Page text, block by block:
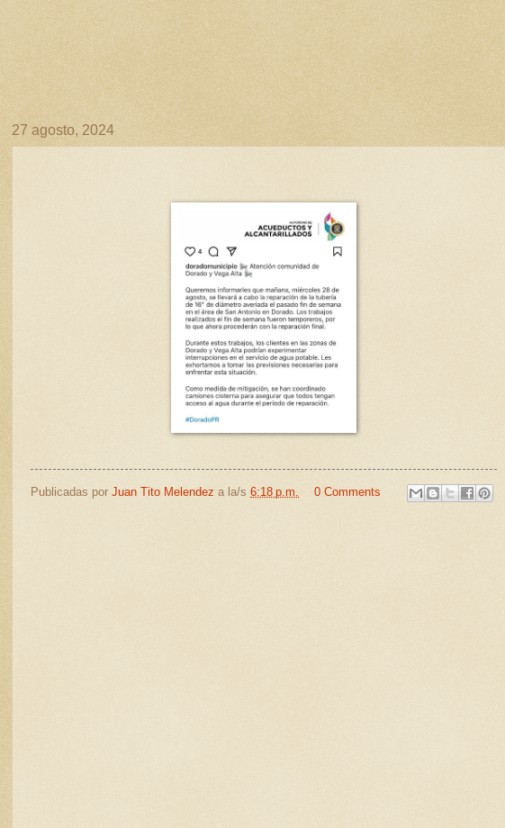
27 agosto, 2024
Publicadas por Juan Tito Melendez a la/s 6:18 p.m. 0 Comments